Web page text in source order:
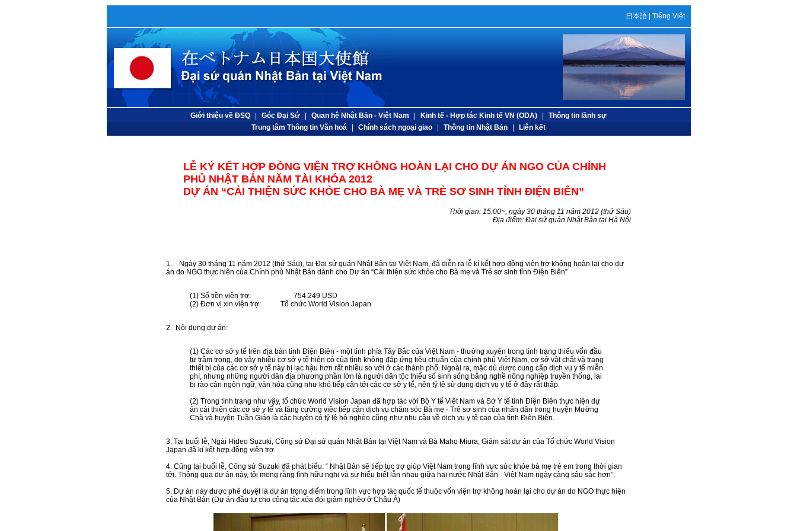
日本語| Tiếng Việt
Giới thiệu về ĐSQ Góc Đại Sứ Quan hệ Nhật Bản - Việt Nam Kinh tế - Hợp tác Kinh tế VN (ODA)
Thông tin lãnh sự
Trung tâm Thông tin Văn hoá
Chính sách ngoại giao Thông tin Nhật Bản Liên kết
LỄ KÝ KẾT HỢP ĐỒNG VIỆN TRỢ KHÔNG HOÀN LẠI CHO DỰ ÁN NGO CỦA CHÍNH
PHỦ NHẬT BẢN NĂM TÀI KHÓA 2012
DỰ ÁN “CẢI THIỆN SỨC KHỎE CHO BÀ MẸ VÀ TRẺ SƠ SINH TỈNH ĐIỆN BIÊN”
Thời gian: 15:00~, ngày 30 tháng 11 năm 2012 (thứ Sáu)
Địa điểm: Đại sứ quán Nhật Bản tại Hà Nội
1. Ngày 30 tháng 11 năm 2012 (thứ Sáu), tại Đại sứ quán Nhật Bản tại Việt Nam, đã diễn ra lễ kí kết hợp đồng viện trợ không hoàn lại cho dự
án do NGO thực hiện của Chính phủ Nhật Bản dành cho Dự án “Cải thiện sức khỏe cho Bà mẹ và Trẻ sơ sinh tỉnh Điện Biên”
(1) Số tiền viện trợ: 754.249 USD
(2) Đơn vị xin viện trợ: Tổ chức World Vision Japan
2. Nội dung dự án:
(1) Các cơ sở y tế trên địa bàn tỉnh Điện Biên - một tỉnh phía Tây Bắc của Việt Nam - thường xuyên trong tình trạng thiếu vốn đầu
tư trầm trọng, do vậy nhiều cơ sở y tế hiện có của tỉnh không đáp ứng tiêu chuẩn của chính phủ Việt Nam, cơ sở vật chất và trang
thiết bị của các cơ sở y tế này bị lạc hậu hơn rất nhiều so với ở các thành phố. Ngoài ra, mặc dù được cung cấp dịch vụ y tế miễn
phí, nhưng những người dân địa phương phần lớn là người dân tộc thiểu số sinh sống bằng nghề nông nghiệp truyền thống, lại
bị rào cản ngôn ngữ, văn hóa cũng như khó tiếp cận tới các cơ sở y tế, nên tỷ lệ sử dụng dịch vụ y tế ở đây rất thấp.
(2) Trong tình trạng như vậy, tổ chức World Vision Japan đã hợp tác với Bộ Y tế Việt Nam và Sở Y tế tỉnh Điện Biên thực hiện dự
án cải thiện các cơ sở y tế và tăng cường việc tiếp cận dịch vụ chăm sóc Bà mẹ - Trẻ sơ sinh của nhân dân trong huyện Mường
Chà và huyện Tuần Giáo là các huyện có tỷ lệ hộ nghèo cũng như nhu cầu về dịch vụ y tế cao của tỉnh Điện Biên.
3. Tại buổi lễ, Ngài Hideo Suzuki, Công sứ Đại sứ quán Nhật Bản tại Việt Nam và Bà Maho Miura, Giám sát dự án của Tổ chức World Vision
Japan đã kí kết hợp đồng viện trợ.
4. Cũng tại buổi lễ, Công sứ Suzuki đã phát biểu: “ Nhật Bản sẽ tiếp tục trợ giúp Việt Nam trong lĩnh vực sức khỏe bà mẹ trẻ em trong thời gian
tới. Thông qua dự án này, tôi mong rằng tình hữu nghị và sự hiểu biết lẫn nhau giữa hai nước Nhật Bản - Việt Nam ngày càng sâu sắc hơn”.
5. Dự án này được phê duyệt là dự án trọng điểm trong lĩnh vực hợp tác quốc tế thuộc vốn viện trợ không hoàn lại cho dự án do NGO thực hiện
của Nhật Bản (Dự án đầu tư cho công tác xóa đói giảm nghèo ở Châu Á)